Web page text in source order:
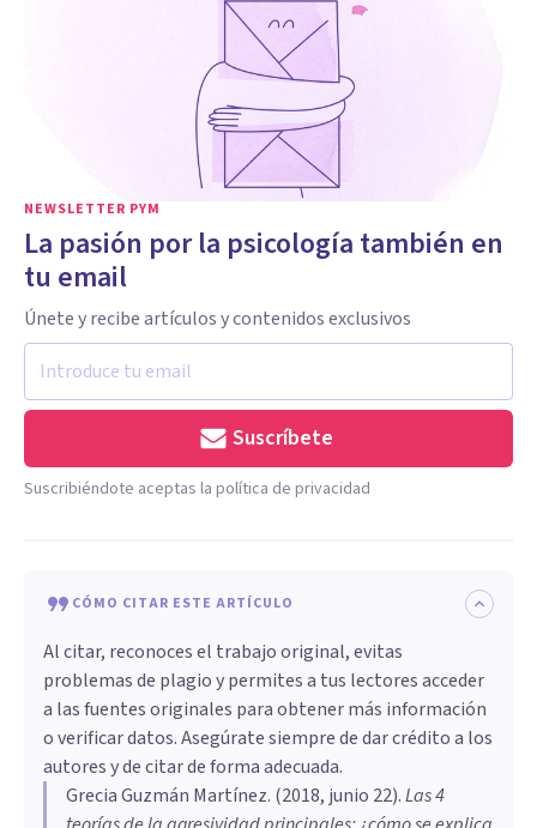
NEWSLETTER PYM
La pasión por la psicología también en
tu email
Únete y recibe artículos y contenidos exclusivos
Suscríbete
Suscribiéndote aceptas la política de privacidad
CÓMO CITAR ESTE ARTÍCULO
Al citar, reconoces el trabajo original, evitas
problemas de plagio y permites a tus lectores acceder
a las fuentes originales para obtener más información
o verificar datos. Asegúrate siempre de dar crédito a los
autores y de citar de forma adecuada.
Grecia Guzmán Martínez. (2018, junio 22).Las 4